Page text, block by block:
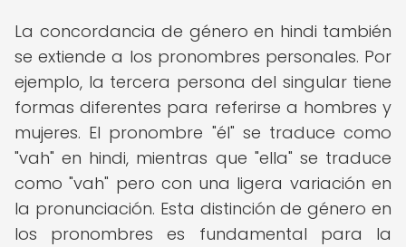
La concordancia de género en hindi también
se extiende a los pronombres personales. Por
ejemplo, la tercera persona del singular tiene
formas diferentes para referirse a hombres y
mujeres. El pronombre "él" se traduce como
"vah" en hindi, mientras que "ella" se traduce
como "vah" pero con una ligera variación en
la pronunciación. Esta distinción de género en
los pronombres es fundamental para la